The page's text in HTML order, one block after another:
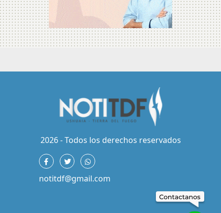
2026 - Todos los derechos reservados
notitdf@gmail.com